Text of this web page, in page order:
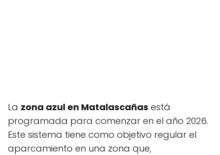
La zona azul en Matalascañas está
programada para comenzar en el año 2026.
Este sistema tiene como objetivo regular el
aparcamiento en una zona que,